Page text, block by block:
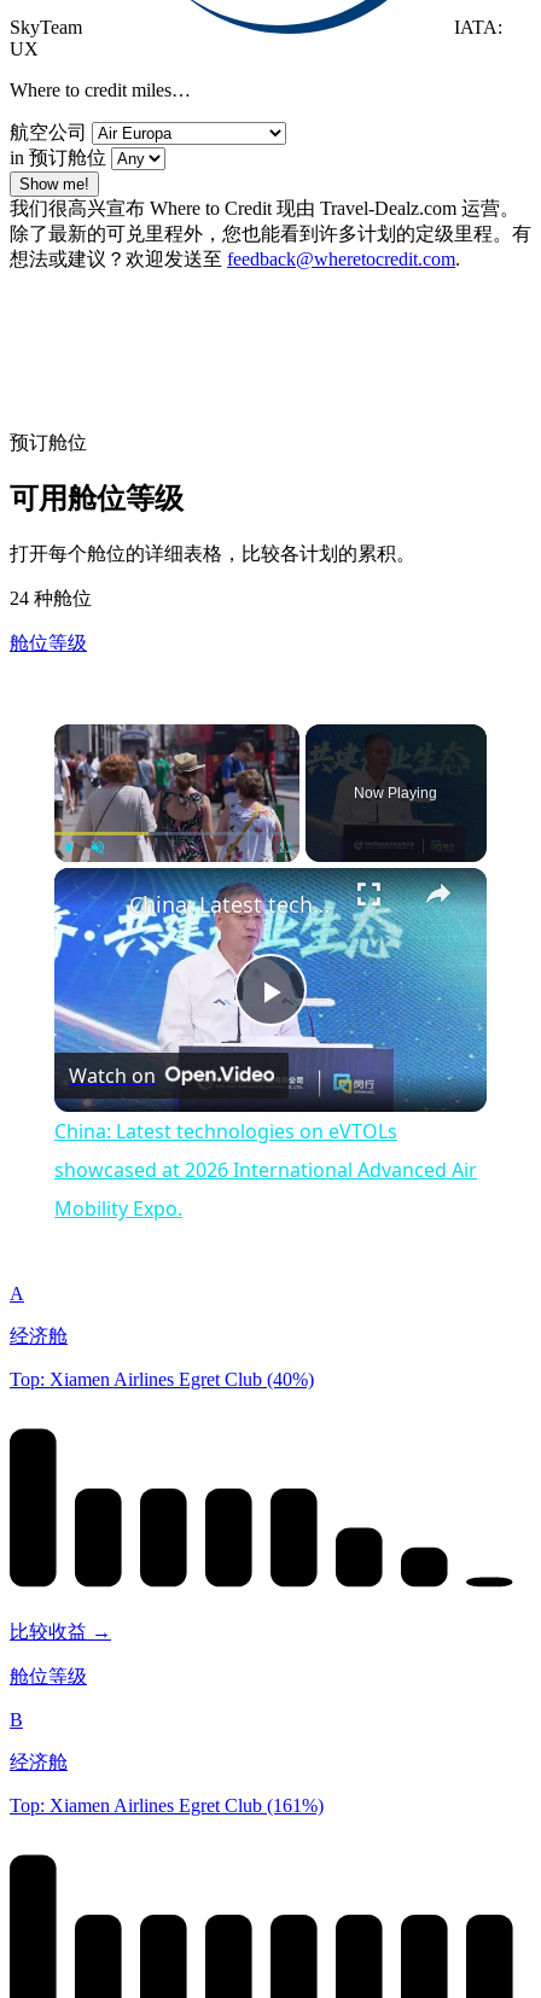
SkyTeam
IATA:
UX
Where to credit miles…
航空公司
in 预订舱位
Show me!
我们很高兴宣布 Where to Credit 现由 Travel-Dealz.com 运营。
除了最新的可兑里程外，您也能看到许多计划的定级里程。有
想法或建议？欢迎发送至 feedback@wheretocredit.com.
预订舱位
可用舱位等级
打开每个舱位的详细表格，比较各计划的累积。
24 种舱位
舱位等级
Play Unmute Fullscreen
Now Playing
Play
Video
China: Latest technologies on eVTOLs showcased at 2026 International Advanced Air Mobility Expo.
Watch on
China: Latest technologies on eVTOLs
showcased at 2026 International Advanced Air
Mobility Expo.
A
经济舱
Top: Xiamen Airlines Egret Club (40%)
比较收益 →
舱位等级
B
经济舱
Top: Xiamen Airlines Egret Club (161%)